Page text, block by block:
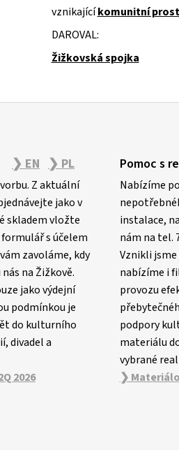
vznikající komunitní
DAROVAL:
Žižkovská spojka
❯ EN ❯ PL
Z aktuální
jako v
skladem vložte
s účelem
zavoláme, kdy
na Žižkově.
jako výdejní
podmínkou je
do kulturního
divadel a
2026
Pomoc s
Nabízíme
instalace,
nám na tel.
Vznikli
nabízíme i
provozu
podpory
materiálu
vybrané
❯